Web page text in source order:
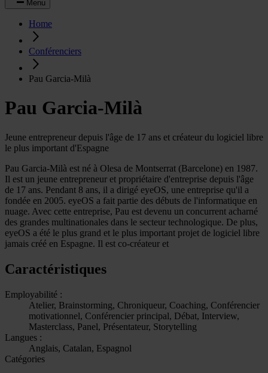
Menu
Home
Conférenciers
Pau Garcia-Milà
Pau Garcia-Milà
Jeune entrepreneur depuis l'âge de 17 ans et créateur du logiciel libre
le plus important d'Espagne
Pau Garcia-Milà est né à Olesa de Montserrat (Barcelone) en 1987.
Il est un jeune entrepreneur et propriétaire d'entreprise depuis l'âge
de 17 ans. Pendant 8 ans, il a dirigé eyeOS, une entreprise qu'il a
fondée en 2005. eyeOS a fait partie des débuts de l'informatique en
nuage. Avec cette entreprise, Pau est devenu un concurrent acharné
des grandes multinationales dans le secteur technologique. De plus,
eyeOS a été le plus grand et le plus important projet de logiciel libre
jamais créé en Espagne. Il est co-créateur et
Caractéristiques
Employabilité :
Atelier, Brainstorming, Chroniqueur, Coaching, Conférencier
motivationnel, Conférencier principal, Débat, Interview,
Masterclass, Panel, Présentateur, Storytelling
Langues :
Anglais, Catalan, Espagnol
Catégories